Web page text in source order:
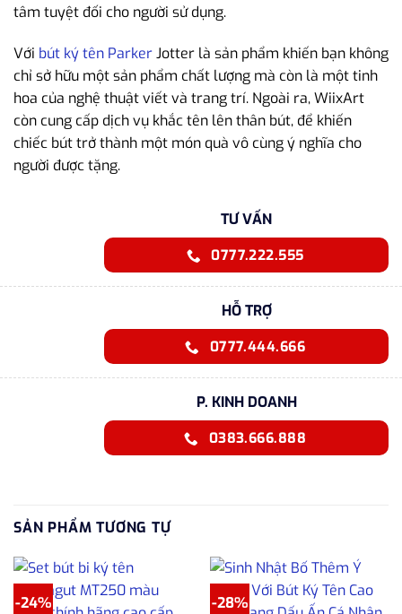
tâm tuyệt đối cho người sử dụng.
Với bút ký tên ParkerJotter là sản phẩm khiến bạn không
chỉ sở hữu một sản phẩm chất lượng mà còn là một tinh
hoa của nghệ thuật viết và trang trí. Ngoài ra, WiixArt
còn cung cấp dịch vụ khắc tên lên thân bút, để khiến
chiếc bút trở thành một món quà vô cùng ý nghĩa cho
người được tặng.
TƯ VẤN
0777.222.555
HỖ TRỢ
0777.444.666
P. KINH DOANH
0383.666.888
SẢN PHẨM TƯƠNG TỰ
-24% -28%